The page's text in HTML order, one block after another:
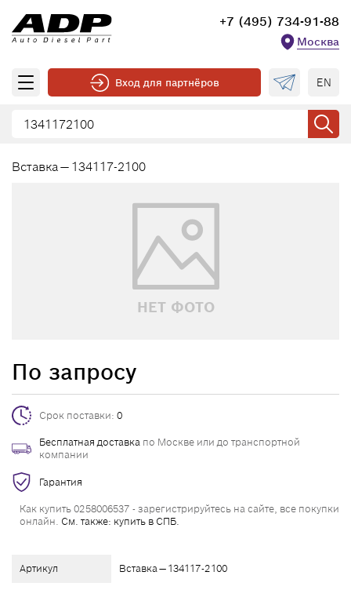
+7 (495) 734-91-88
Москва
Вход для партнёров EN
Вставка — 134117-2100
НЕТ ФОТО
Артикул Вставка — 134117-2100
По запросу
Срок поставки: 0
Бесплатная доставка по Москве или до транспортной
компании
Гарантия
Как купить 0258006537 - зарегистрируйтесь на сайте, все покупки
онлайн. См. также: купить в СПБ.